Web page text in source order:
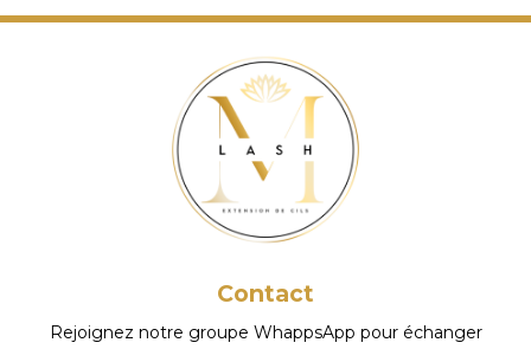
plusieurs
Les
options
peuvent
être
choisies
sur
la
du
produit
Contact
Rejoignez notre groupe WhappsApp pour échanger